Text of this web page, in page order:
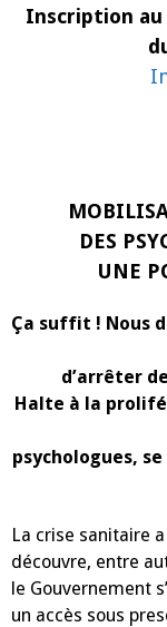
Inscription au
DES
UNE
Ça suffit ! Nous
d’arrêter
Halte à la
psychologues,
La crise sanitaire
découvre, entre
le Gouvernement
un accès sous